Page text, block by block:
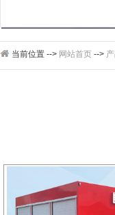
当前位置 --> 网站首页 -->